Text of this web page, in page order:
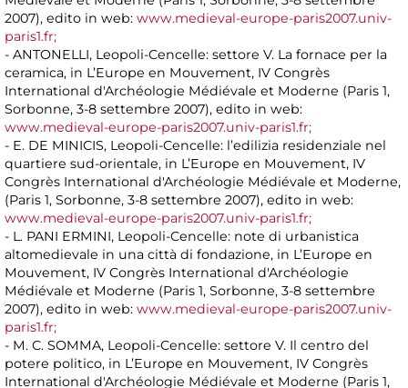
2007), edito in web: www.medieval-europe-paris2007.univ-
paris1.fr;
- ANTONELLI, Leopoli-Cencelle: settore V. La fornace per la
ceramica, in L’Europe en Mouvement, IV Congrès
International d'Archéologie Médiévale et Moderne (Paris 1,
Sorbonne, 3-8 settembre 2007), edito in web:
www.medieval-europe-paris2007.univ-paris1.fr;
- E. DE MINICIS, Leopoli-Cencelle: l’edilizia residenziale nel
quartiere sud-orientale, in L’Europe en Mouvement, IV
Congrès International d'Archéologie Médiévale et Moderne,
(Paris 1, Sorbonne, 3-8 settembre 2007), edito in web:
www.medieval-europe-paris2007.univ-paris1.fr;
- L. PANI ERMINI, Leopoli-Cencelle: note di urbanistica
altomedievale in una città di fondazione, in L’Europe en
Mouvement, IV Congrès International d'Archéologie
Médiévale et Moderne (Paris 1, Sorbonne, 3-8 settembre
2007), edito in web: www.medieval-europe-paris2007.univ-
paris1.fr;
- M. C. SOMMA, Leopoli-Cencelle: settore V. Il centro del
potere politico, in L’Europe en Mouvement, IV Congrès
International d'Archéologie Médiévale et Moderne (Paris 1,